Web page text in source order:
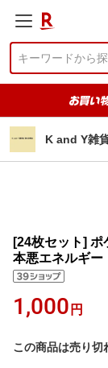
K and Y雑
[24枚セット]
本悪エネルギー
1,000 円
この商品は売り切